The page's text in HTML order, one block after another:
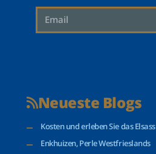
Neueste Blogs
Kosten und erleben Sie das Elsass
Enkhuizen, Perle Westfrieslands